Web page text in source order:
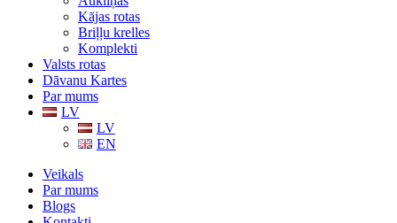
Kājas rotas
Briļļu krelles
Komplekti
Valsts rotas
Dāvanu Kartes
Par mums
LV
LV
EN
Veikals
Par mums
Blogs